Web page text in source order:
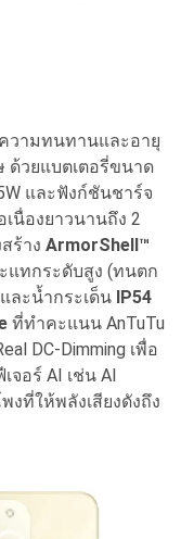
วามทนทานและอายุ
ด้วยแบตเตอรี่ขนาด
และฟังก์ชันชาร์จ
นื่องยาวนานถึง 2
ร้าง ArmorShell™
แทกระดับสูง (ทนตก
ละน้ำกระเด็น IP54
ที่ทำคะแนน AnTuTu
DC-Dimming เพื่อ
อร์ AI เช่น AI
งที่ให้พลังเสียงดังถึง